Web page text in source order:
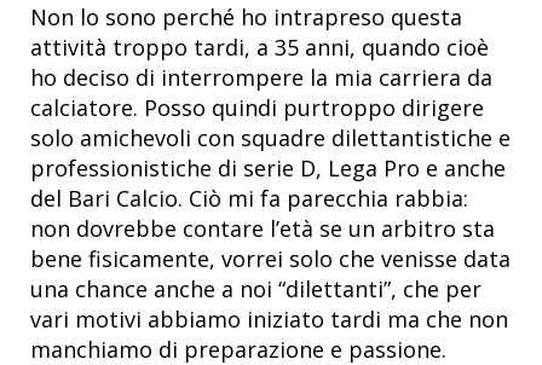
Non lo sono perché ho intrapreso questa
attività troppo tardi, a 35 anni, quando cioè
ho deciso di interrompere la mia carriera da
calciatore. Posso quindi purtroppo dirigere
solo amichevoli con squadre dilettantistiche e
professionistiche di serie D, Lega Pro e anche
del Bari Calcio. Ciò mi fa parecchia rabbia:
non dovrebbe contare l’età se un arbitro sta
bene fisicamente, vorrei solo che venisse data
una chance anche a noi “dilettanti”, che per
vari motivi abbiamo iniziato tardi ma che non
manchiamo di preparazione e passione.